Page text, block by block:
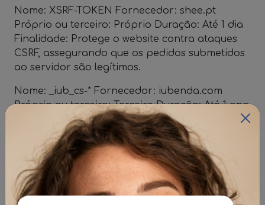
Nome: XSRF-TOKEN Fornecedor: shee.pt
Próprio ou terceiro: Próprio Duração: Até 1 dia
Finalidade: Protege o website contra ataques
CSRF, assegurando que os pedidos submetidos
ao servidor são legítimos.
Nome: _iub_cs-* Fornecedor: iubenda.com
Próprio ou terceiro: Terceiro Duração: Até 1 ano
Finalidade: Armazena as preferências de
consentimento do utilizador relativamente à
utilização de cookies e tecnologias
semelhantes.
Nome: _iub_previous_preference_id
Fornecedor: iubenda.com Próprio ou terceiro: